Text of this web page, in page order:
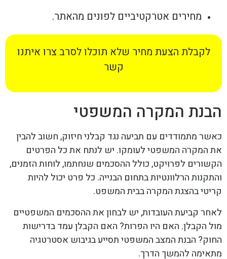
מחירים אטרקטיביים לפונים מהאתר.
לקבלת הצעת מחיר שלא תוכלו לסרב צרו איתנו
קשר
הבנת המקרה המשפטי
כאשר מתמודדים עם תביעה נגד קבלני חיזוק, חשוב להבין
את המקרה המשפטי לעומקו. יש לנתח את כל הפרטים
הקשורים לפרויקט, כולל ההסכמים שנחתמו, לוחות הזמנים,
והתקנות הרלוונטיות בתחום הבנייה. כל פרט יכול להיות
קריטי בהצגת המקרה בבית המשפט.
לאחר קביעת העובדות, יש לבחון את ההסכמים המשפטיים
מול הקבלן. האם היו הפרות? האם הקבלן עמד בדרישות
החוק? הבנת המצב המשפטי תסייע בגיבוש אסטרטגיה
מתאימה להמשך הדרך.